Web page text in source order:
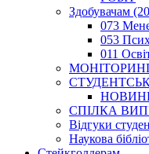
Здобувачам
073
053
011
СПІЛКА
Відгуки
Наукова